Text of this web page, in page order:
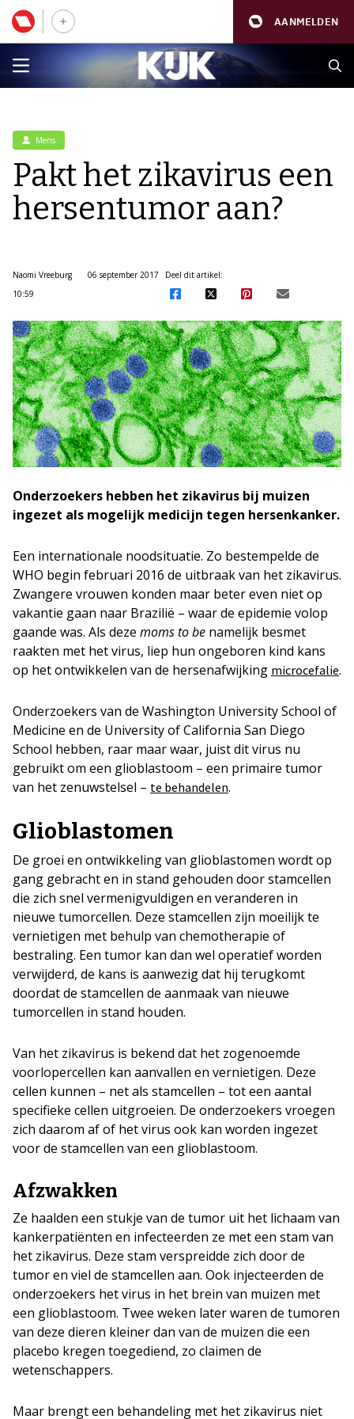
AANMELDEN
Mens
Pakt het zikavirus een
hersentumor aan?
Naomi Vreeburg
06 september 2017
10:59
Deel dit artikel:
Onderzoekers hebben het zikavirus bij muizen
ingezet als mogelijk medicijn tegen hersenkanker.
Een internationale noodsituatie. Zo bestempelde de
WHO begin februari 2016 de uitbraak van het zikavirus.
Zwangere vrouwen konden maar beter even niet op
vakantie gaan naar Brazilië – waar de epidemie volop
gaande was. Als deze moms to be namelijk besmet
raakten met het virus, liep hun ongeboren kind kans
op het ontwikkelen van de hersenafwijking microcefalie.
Onderzoekers van de Washington University School of
Medicine en de University of California San Diego
School hebben, raar maar waar, juist dit virus nu
gebruikt om een glioblastoom – een primaire tumor
van het zenuwstelsel – te behandelen.
Glioblastomen
De groei en ontwikkeling van glioblastomen wordt op
gang gebracht en in stand gehouden door stamcellen
die zich snel vermenigvuldigen en veranderen in
nieuwe tumorcellen. Deze stamcellen zijn moeilijk te
vernietigen met behulp van chemotherapie of
bestraling. Een tumor kan dan wel operatief worden
verwijderd, de kans is aanwezig dat hij terugkomt
doordat de stamcellen de aanmaak van nieuwe
tumorcellen in stand houden.
Van het zikavirus is bekend dat het zogenoemde
voorlopercellen kan aanvallen en vernietigen. Deze
cellen kunnen – net als stamcellen – tot een aantal
specifieke cellen uitgroeien. De onderzoekers vroegen
zich daarom af of het virus ook kan worden ingezet
voor de stamcellen van een glioblastoom.
Afzwakken
Ze haalden een stukje van de tumor uit het lichaam van
kankerpatiënten en infecteerden ze met een stam van
het zikavirus. Deze stam verspreidde zich door de
tumor en viel de stamcellen aan. Ook injecteerden de
onderzoekers het virus in het brein van muizen met
een glioblastoom. Twee weken later waren de tumoren
van deze dieren kleiner dan van de muizen die een
placebo kregen toegediend, zo claimen de
wetenschappers.
Maar brengt een behandeling met het zikavirus niet